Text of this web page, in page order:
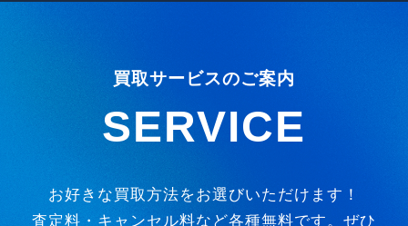
買取サービスのご案内
SERVICE
お好きな買取方法をお選びいただけます！
査定料・キャンセル料など各種無料です。ぜひ